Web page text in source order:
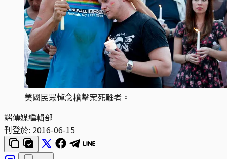
美國民眾悼念槍擊案死難者。
端傳媒編輯部
刊登於: 2016-06-15